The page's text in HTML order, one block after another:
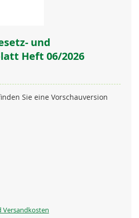
und
Heft 06/2026
Sie eine Vorschauversion
Versandkosten